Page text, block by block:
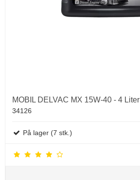
MOBIL DELVAC MX 15W-40 - 4 Liter
34126
På lager (7 stk.)